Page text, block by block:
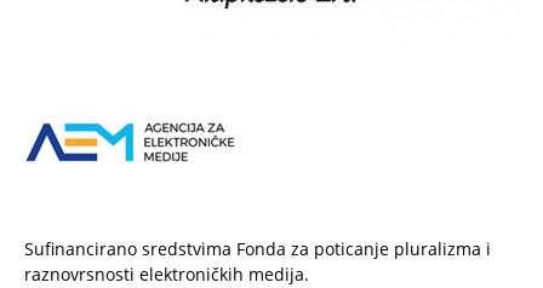
Sufinancirano sredstvima Fonda za poticanje pluralizma i
raznovrsnosti elektroničkih medija.